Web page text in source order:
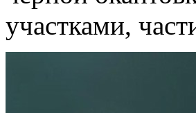
участками,